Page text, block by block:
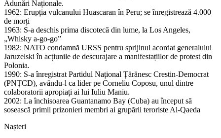
Adunări Naționale.
1962: Erupția vulcanului Huascaran în Peru; se înregistrează 4.000
de morți
1963: S-a deschis prima discotecă din lume, la Los Angeles,
„Whisky a-go-go”
1982: NATO condamnă URSS pentru sprijinul acordat generalului
Jaruzelski în acțiunile de descurajare a manifestațiilor de protest din
Polonia.
1990: S-a înregistrat Partidul Național Țărănesc Crestin-Democrat
(PNȚCD), avându-l ca lider pe Corneliu Coposu, unul dintre
colaboratorii apropiați ai lui Iuliu Maniu.
2002: La închisoarea Guantanamo Bay (Cuba) au început să
sosească primii prizonieri membri ai grupării teroriste Al-Qaeda
Nașteri